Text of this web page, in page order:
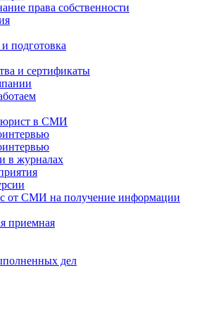
права собственности
подготовка
и сертификаты
юрист в СМИ
в журналах
от СМИ на получение информации
приемная
дел